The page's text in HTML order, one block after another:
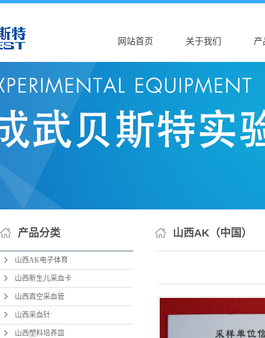
网站首页 关于我们
公司介绍
AK（中国）
产
山西
山
山西
山西
产品分类
山西AK电子体育
山西新生儿采血卡
山西真空采血管
山西采血针
山西塑料培养皿
山西AK（中国）